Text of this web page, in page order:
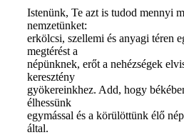
Istenünk, Te azt is tudod mennyi
nemzetünket:
erkölcsi, szellemi és anyagi téren
megtérést a
népünknek, erőt a nehézségek
keresztény
gyökereinkhez. Add, hogy
élhessünk
egymással és a körülöttünk élő
által.